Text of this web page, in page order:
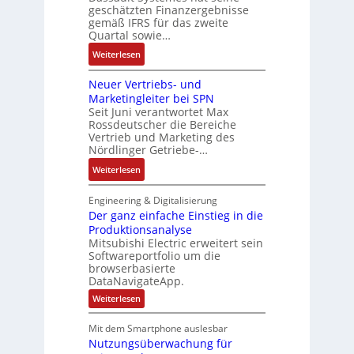
a
u
:
P
o
s
i
t
i
v
e
M
o
m
e
n
t
a
u
f
n
h
m
d
e
r
u
l
a
t
i
o
n
d
e
r
F
a
b
r
i
k
y
s
t
e
m
t
e
c
h
n
k
G
s
c
h
ä
f
t
s
f
geschätzten Finanzergebnisse
gemäß IFRS für das zweite
Quartal sowie…
Weiterlesen:
D
a
s
s
a
u
l
t
S
y
s
t
è
m
e
s
:
2
Neuer Vertriebs- und
Marketingleiter bei SPN
Seit Juni verantwortet Max
Rossdeutscher die Bereiche
Vertrieb und Marketing des
Nördlinger Getriebe-…
Weiterlesen:
N
e
u
e
r
V
e
r
t
i
e
Engineering & Digitalisierung
Der ganz einfache Einstieg in die
Produktionsanalyse
Mitsubishi Electric erweitert sein
Softwareportfolio um die
browserbasierte
DataNavigateApp.
Weiterlesen:
D
r
g
Mit dem Smartphone auslesbar
Nutzungsüberwachung für